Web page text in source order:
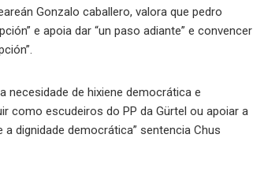
Gonzalo caballero, valora que pedro
e apoia dar “un paso adiante” e convencer
necesidade de hixiene democrática e
como escudeiros do PP da Gürtel ou apoiar a
dignidade democrática” sentencia Chus